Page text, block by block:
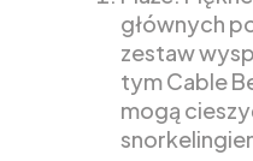
głównych
zestaw
tym Cable
mogą